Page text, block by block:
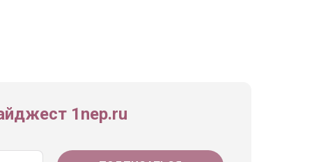
1nep.ru